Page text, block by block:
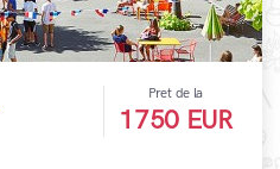
Pret de la
1750 EUR